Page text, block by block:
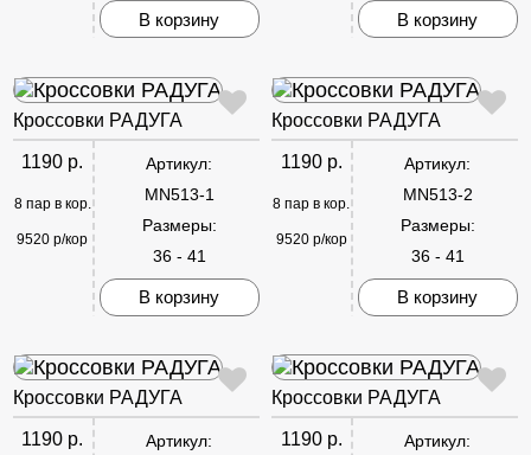
В корзину В корзину
Кроссовки РАДУГА
1190 р.
8 пар в кор.
9520 р/кор
Артикул:
MN513-1
Размеры:
36 - 41
В корзину
Кроссовки РАДУГА
1190 р.
8 пар в кор.
9520 р/кор
Артикул:
MN513-2
Размеры:
36 - 41
В корзину
Кроссовки РАДУГА
1190 р. Артикул:
Кроссовки РАДУГА
1190 р. Артикул: